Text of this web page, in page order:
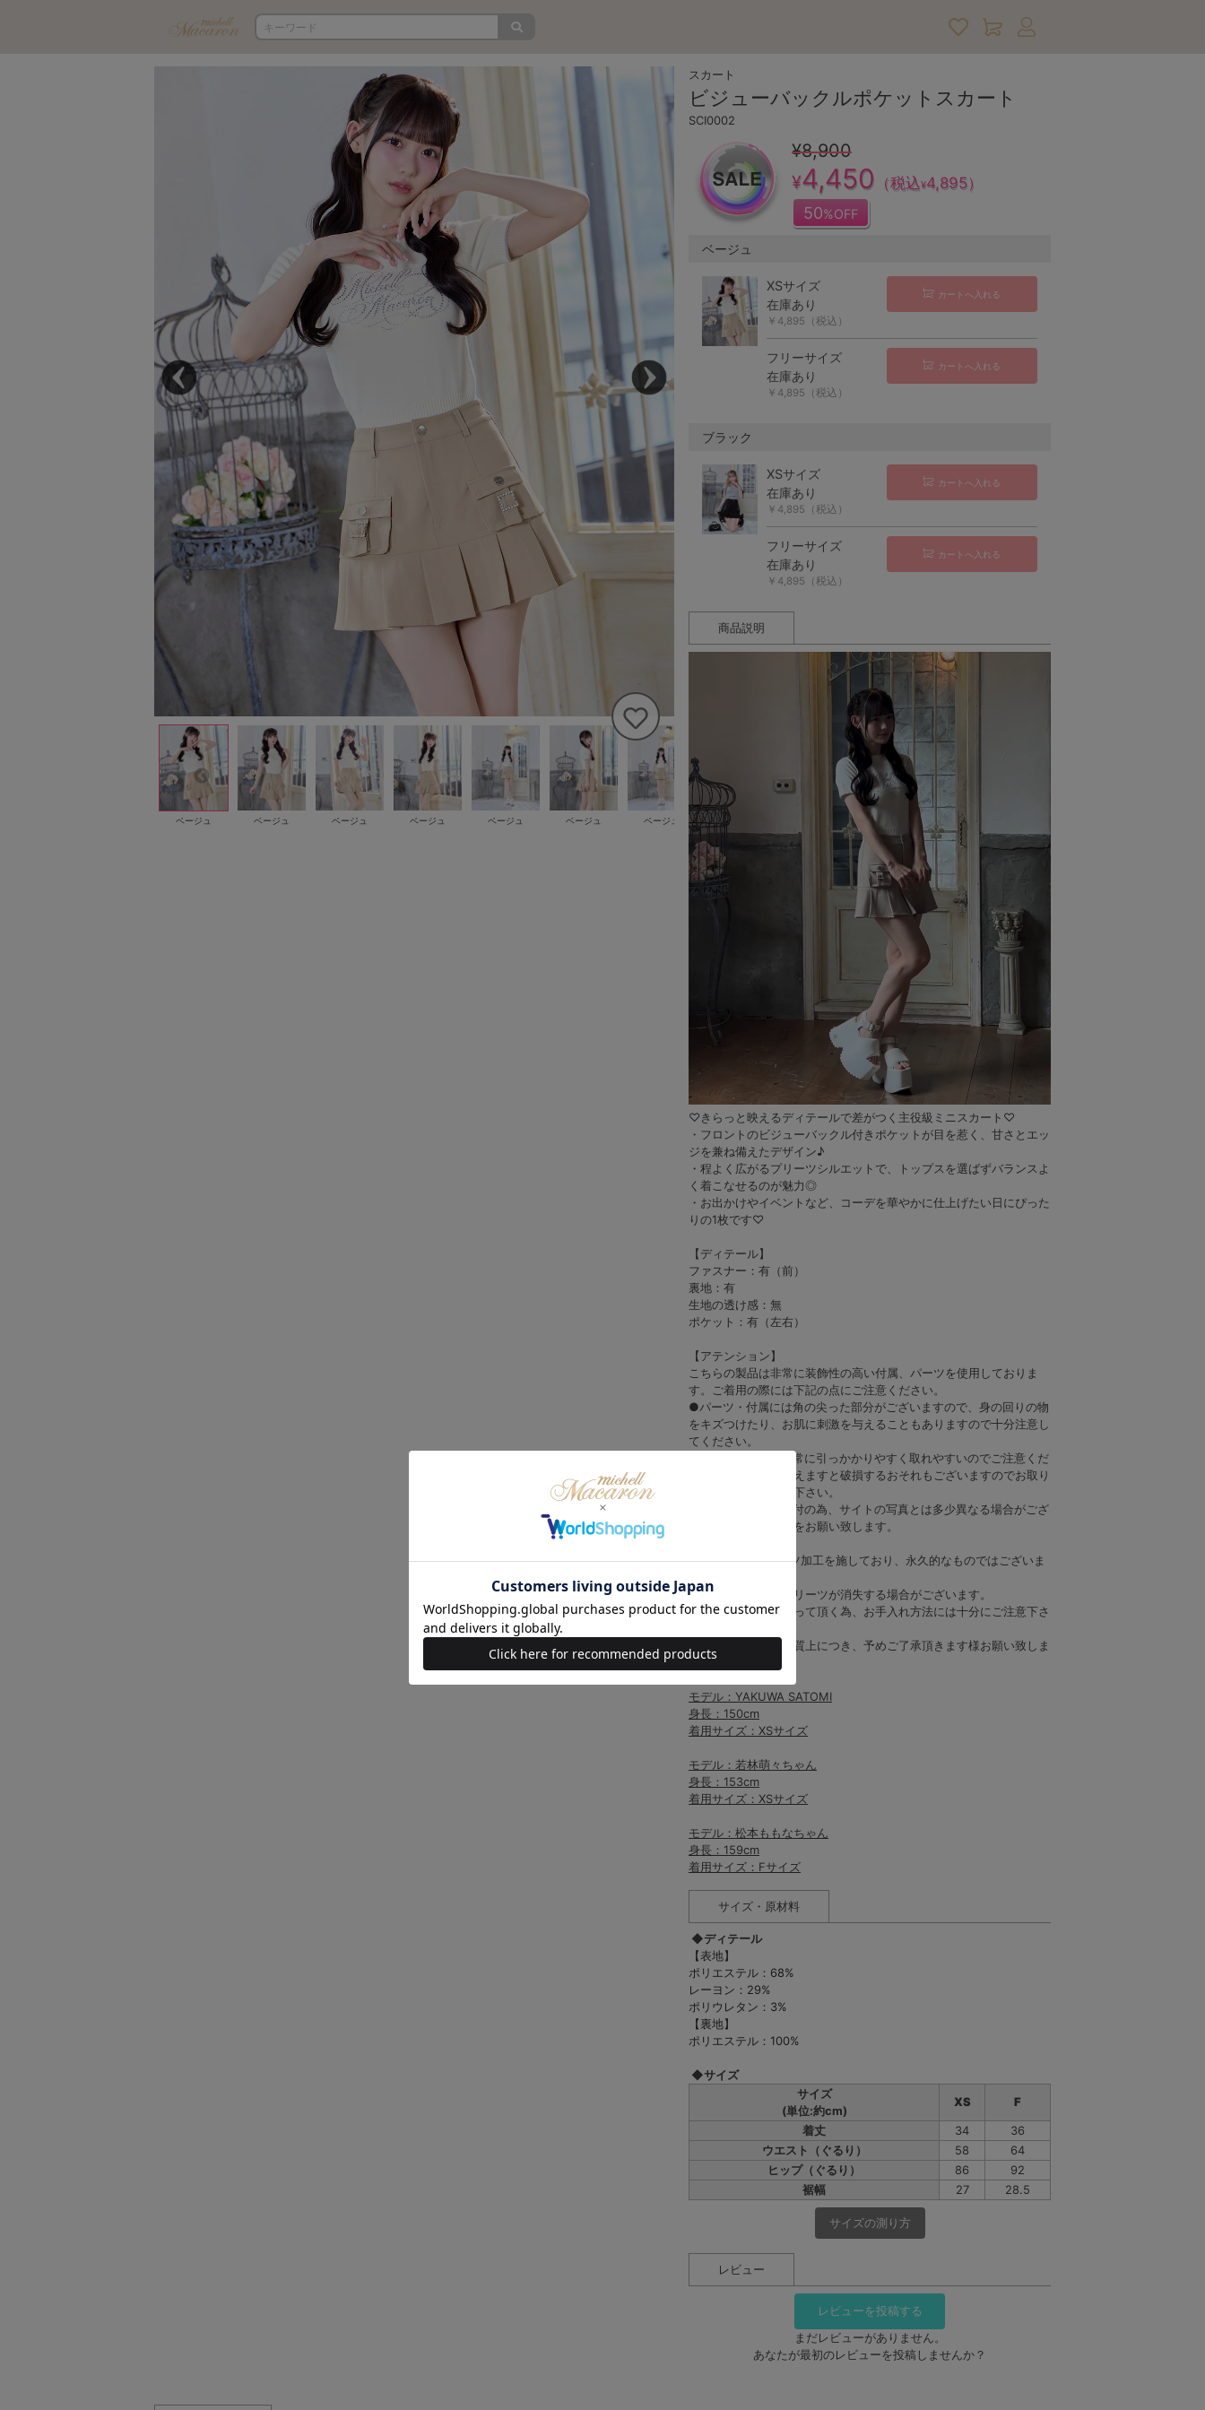
ベージュ ベージュ ベージュ ベージュ ベージュ ベージュ ベージュ ベージュ ベージュ
スカート
ビジューバックルポケットスカート
SCI0002
¥8,900
¥4,450 （税込¥4,895）
50%OFF
ベージュ
XSサイズ
在庫あり
￥4,895（税込）
カートへ入れる
フリーサイズ
在庫あり
￥4,895（税込）
カートへ入れる
ブラック
XSサイズ
在庫あり
￥4,895（税込）
カートへ入れる
フリーサイズ
在庫あり
￥4,895（税込）
カートへ入れる
商品説明
♡きらっと映えるディテールで差がつく主役級ミニスカート♡
・フロントのビジューバックル付きポケットが目を惹く、甘さとエッ
ジを兼ね備えたデザイン♪
・程よく広がるプリーツシルエットで、トップスを選ばずバランスよ
く着こなせるのが魅力◎
・お出かけやイベントなど、コーデを華やかに仕上げたい日にぴった
りの1枚です♡
【ディテール】
ファスナー：有（前）
裏地：有
生地の透け感：無
ポケット：有（左右）
【アテンション】
こちらの製品は非常に装飾性の高い付属、パーツを使用しておりま
す。ご着用の際には下記の点にご注意ください。
●パーツ・付属には角の尖った部分がございますので、身の回りの物
をキズつけたり、お肌に刺激を与えることもありますので十分注意し
てください。
●パーツ・付属は非常に引っかかりやすく取れやすいのでご注意くだ
さい。又、衝撃を与えますと破損するおそれもございますのでお取り
扱いにはお気をつけ下さい。
●パーツ・付属は手付の為、サイトの写真とは多少異なる場合がござ
います。予めご了承をお願い致します。
※この製品はプリーツ加工を施しており、永久的なものではございま
着用や洗濯によりプリーツが消失する場合がございます。
プリーツを美しく保って頂く為、お手入れ方法には十分にご注意下さ
尚、これらは商品性質上につき、予めご了承頂きます様お願い致しま
す。
モデル：YAKUWA SATOMI
身長：150cm
着用サイズ：XSサイズ
モデル：若林萌々ちゃん
身長：153cm
着用サイズ：XSサイズ
モデル：松本ももなちゃん
身長：159cm
着用サイズ：Fサイズ
サイズ・原材料
◆ディテール
【表地】
ポリエステル：68%
レーヨン：29%
ポリウレタン：3%
【裏地】
ポリエステル：100%
◆サイズ
サイズ
(単位:約cm)
XS
F
着丈
34
36
ウエスト（ぐるり）
58
64
ヒップ（ぐるり）
86
92
裾幅
27 28.5
サイズの測り方
レビュー
レビューを投稿する
まだレビューがありません。
あなたが最初のレビューを投稿しませんか？